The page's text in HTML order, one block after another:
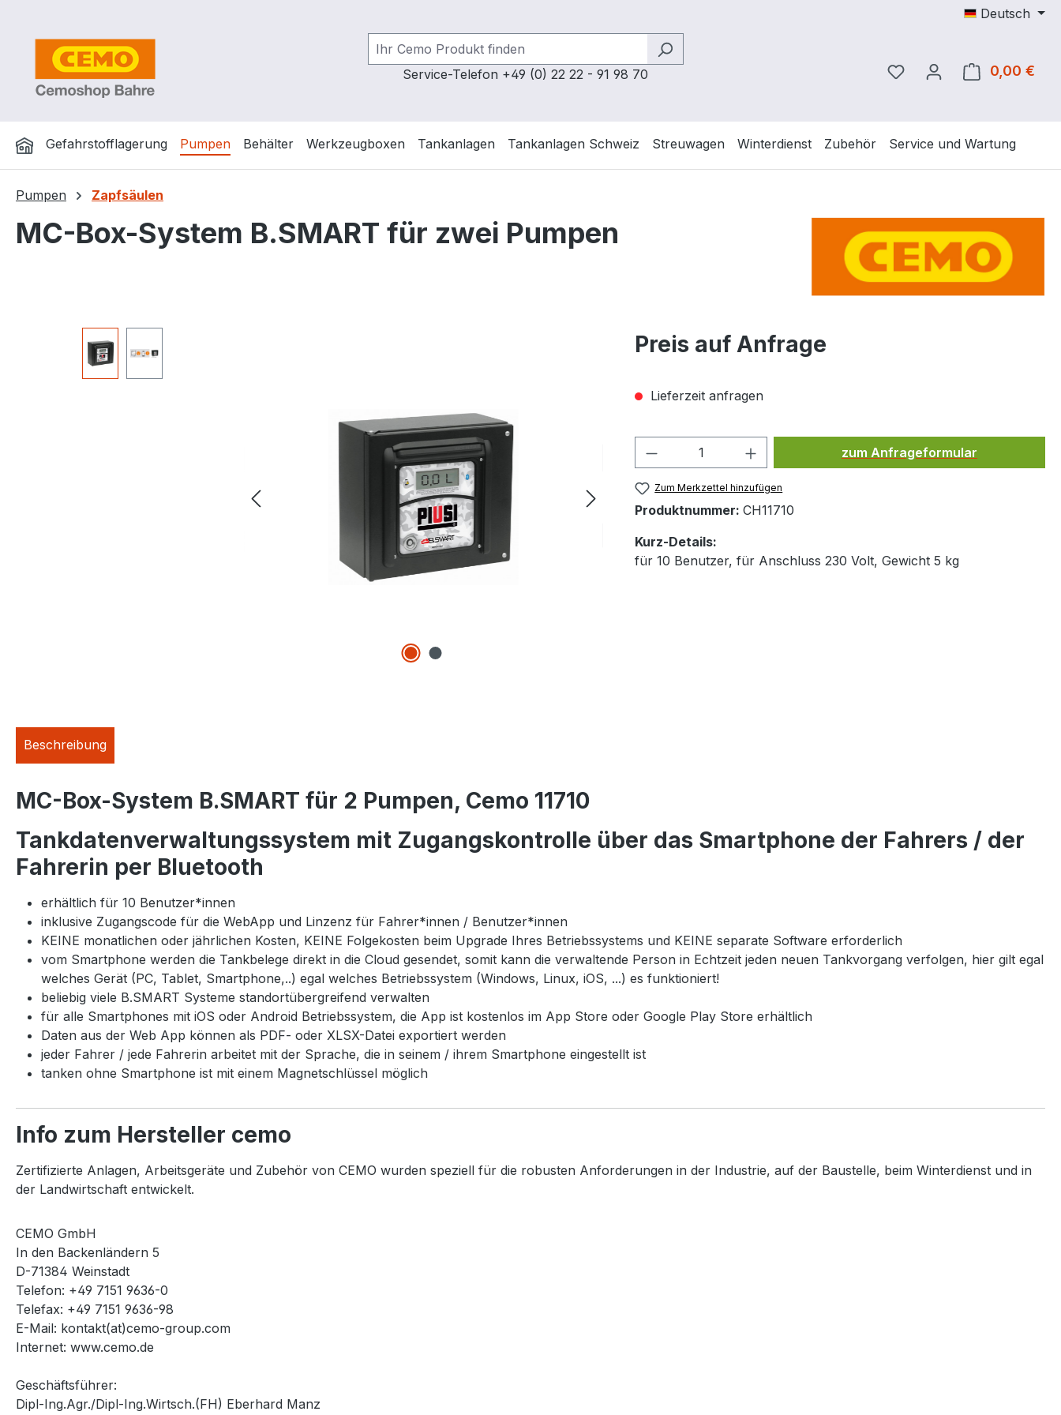
Deutsch
Service-Telefon +49 (0) 22 22 - 91 98 70 Du hast 0 Produkte auf
0,00 €
Gefahrstofflagerung Pumpen Behälter Werkzeugboxen Tankanlagen Tankanlagen Schweiz Streuwagen Winterdienst Zubehör Service und Wartung
Pumpen Zapfsäulen
MC-Box-System B.SMART für zwei Pumpen
Preis auf Anfrage
Lieferzeit anfragen
Produkt Anzahl: Gib den
zum Anfrageformular
Zum Merkzettel hinzufügen
Produktnummer: CH11710
Kurz-Details:
für 10 Benutzer, für Anschluss 230 Volt, Gewicht 5 kg
Beschreibung
MC-Box-System B.SMART für 2 Pumpen, Cemo 11710
Tankdatenverwaltungssystem mit Zugangskontrolle über das Smartphone der Fahrers / der
Fahrerin per Bluetooth
erhältlich für 10 Benutzer*innen
inklusive Zugangscode für die WebApp und Linzenz für Fahrer*innen / Benutzer*innen
KEINE monatlichen oder jährlichen Kosten, KEINE Folgekosten beim Upgrade Ihres Betriebssystems und KEINE separate Software erforderlich
vom Smartphone werden die Tankbelege direkt in die Cloud gesendet, somit kann die verwaltende Person in Echtzeit jeden neuen Tankvorgang verfolgen, hier gilt egal
welches Gerät (PC, Tablet, Smartphone,..) egal welches Betriebssystem (Windows, Linux, iOS, ...) es funktioniert!
beliebig viele B.SMART Systeme standortübergreifend verwalten
für alle Smartphones mit iOS oder Android Betriebssystem, die App ist kostenlos im App Store oder Google Play Store erhältlich
Daten aus der Web App können als PDF- oder XLSX-Datei exportiert werden
jeder Fahrer / jede Fahrerin arbeitet mit der Sprache, die in seinem / ihrem Smartphone eingestellt ist
tanken ohne Smartphone ist mit einem Magnetschlüssel möglich
Info zum Hersteller cemo
Zertifizierte Anlagen, Arbeitsgeräte und Zubehör von CEMO wurden speziell für die robusten Anforderungen in der Industrie, auf der Baustelle, beim Winterdienst und in
der Landwirtschaft entwickelt.
CEMO GmbH
In den Backenländern 5
D-71384 Weinstadt
Telefon: +49 7151 9636-0
Telefax: +49 7151 9636-98
E-Mail: kontakt(at)cemo-group.com
Internet: www.cemo.de
Geschäftsführer:
Dipl-Ing.Agr./Dipl-Ing.Wirtsch.(FH) Eberhard Manz